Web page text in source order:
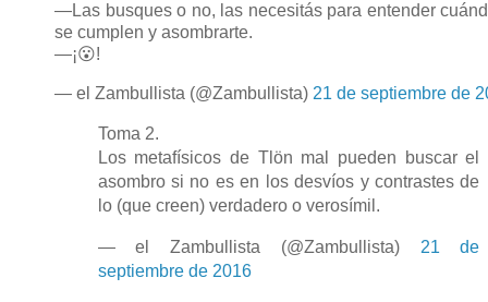
—Las busques o no, las necesitás para entender
se cumplen y asombrarte.
—¡😮!
— el Zambullista (@Zambullista) 21 de septiembre de
Toma 2.
Los metafísicos de Tlön mal pueden buscar el
asombro si no es en los desvíos y contrastes de
lo (que creen) verdadero o verosímil.
— el Zambullista (@Zambullista) 21 de
septiembre de 2016